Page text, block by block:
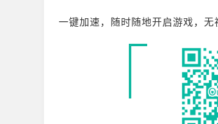
一键加速，随时随地开启游戏，无